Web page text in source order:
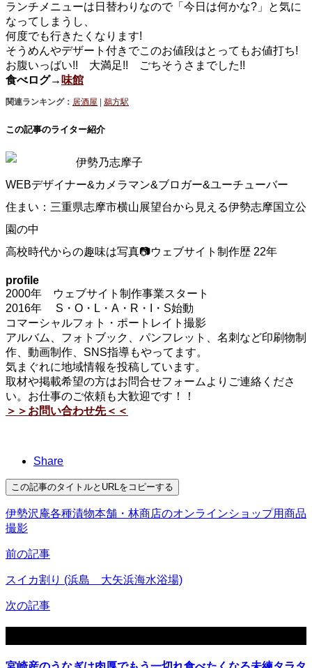
ランチメニューは日替わりなので「今日は何かな?」と気に
なってしまうし、
何度でも行きたくなります!
そうめんやデザート付きでこのお値段はとってもお値打ち!
お腹いっばい!! 大満足!! ごちそうさまでした!!
食べログ→ 味館
関連ランキング： 居酒屋 鵜方駅
この記事のライター紹介
伊勢乃志摩子
WEBデザイナー&カメラマン&ブロガー&ユーチューバー
住まい：三重県志摩市横山展望台から見える伊勢志摩国立公
園の中
高校時代からの趣味は写真📷ウェブサイト制作歴 22年
profile
2000年 ウェブサイト制作事業スタート
2016年 S・O・L・A・R・I・S始動
コマーシャルフォト・ポートレイト撮影
アルバム、フォトブック、パンフレット、名刺など印刷物制
作、動画制作、SNS指導もやってます。
気まぐれに地域情報を投稿しています。
取材や掲載希望の方はお問合せフォームよりご連絡くださ
い。お仕事のご依頼も大歓迎です！！
＞＞お問い合わせ先＜＜
Share
この記事のタイトルとURLをコピーする
伊勢沢庵各種漬物本舗・林商店のオンラインショップ用商品
撮影
前の記事
スイカ割り (浜島 大矢浜海水浴場)
次の記事